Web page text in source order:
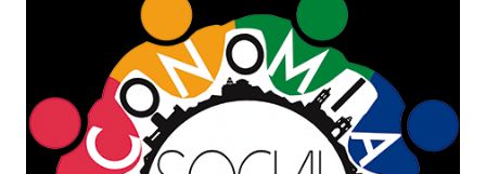
medioambiental. El tiempo que los jóvenes dediquen
participando y aportando sus conocimientos será
recompensado con "minutos" , la moneda digital del
proyecto , que se podrá canjear por un abanico de servicios
publicados en el catálogo de la plataforma minuts.cat por
formación, ocio inclusivo, servicios y cultura. Las